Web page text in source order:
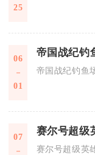
25
06
01
帝国战纪钓鱼
07
赛尔号超级英